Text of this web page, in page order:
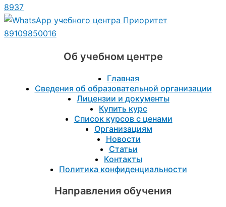
8937
89109850016
Об учебном центре
Главная
Сведения об образовательной организации
Лицензии и документы
Купить курс
Список курсов с ценами
Организациям
Новости
Статьи
Контакты
Политика конфиденциальности
Направления обучения